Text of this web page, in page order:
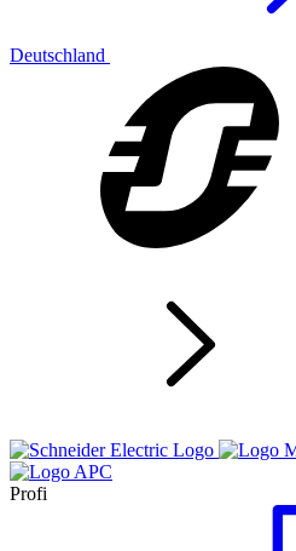
Deutschland
Profi